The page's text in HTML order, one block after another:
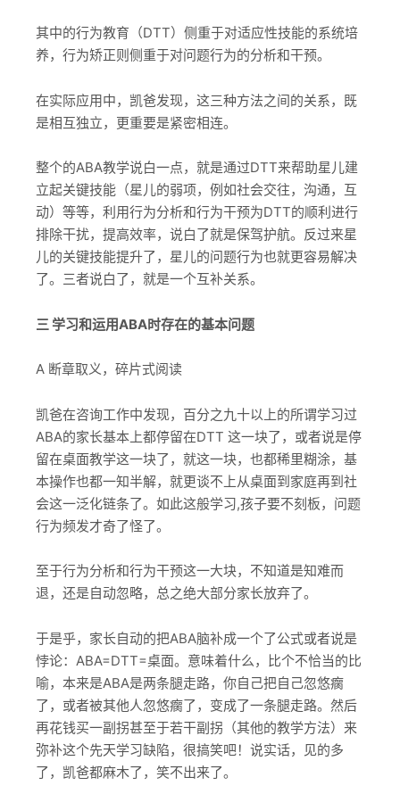
其中的行为教育（DTT）侧重于对适应性技能的系统培
养，行为矫正则侧重于对问题行为的分析和干预。
在实际应用中，凯爸发现，这三种方法之间的关系，既
是相互独立，更重要是紧密相连。
整个的ABA教学说白一点，就是通过DTT来帮助星儿建
立起关键技能（星儿的弱项，例如社会交往，沟通，互
动）等等，利用行为分析和行为干预为DTT的顺利进行
排除干扰，提高效率，说白了就是保驾护航。反过来星
儿的关键技能提升了，星儿的问题行为也就更容易解决
了。三者说白了，就是一个互补关系。
三 学习和运用ABA时存在的基本问题
A 断章取义，碎片式阅读
凯爸在咨询工作中发现，百分之九十以上的所谓学习过
ABA的家长基本上都停留在DTT 这一块了，或者说是停
留在桌面教学这一块了，就这一块，也都稀里糊涂，基
本操作也都一知半解，就更谈不上从桌面到家庭再到社
会这一泛化链条了。如此这般学习,孩子要不刻板，问题
行为频发才奇了怪了。
至于行为分析和行为干预这一大块，不知道是知难而
退，还是自动忽略，总之绝大部分家长放弃了。
于是乎，家长自动的把ABA脑补成一个了公式或者说是
悖论：ABA=DTT=桌面。意味着什么，比个不恰当的比
喻，本来是ABA是两条腿走路，你自己把自己忽悠瘸
了，或者被其他人忽悠瘸了，变成了一条腿走路。然后
再花钱买一副拐甚至于若干副拐（其他的教学方法）来
弥补这个先天学习缺陷，很搞笑吧！说实话，见的多
了，凯爸都麻木了，笑不出来了。